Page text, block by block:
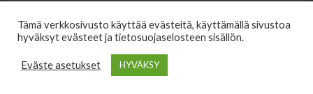
© Copyright 2017 Fin Budo Best | Golden Tiger
Tämä verkkosivusto käyttää evästeitä, käyttämällä sivustoa
hyväksyt evästeet ja tietosuojaselosteen sisällön.
Eväste asetukset HYVÄKSY